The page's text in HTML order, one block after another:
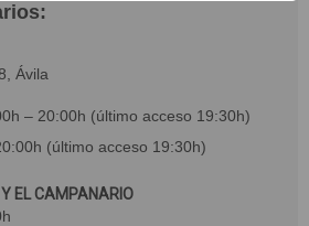
Ávila
– 20:00h (último acceso 19:30h)
(último acceso 19:30h)
EL CAMPANARIO